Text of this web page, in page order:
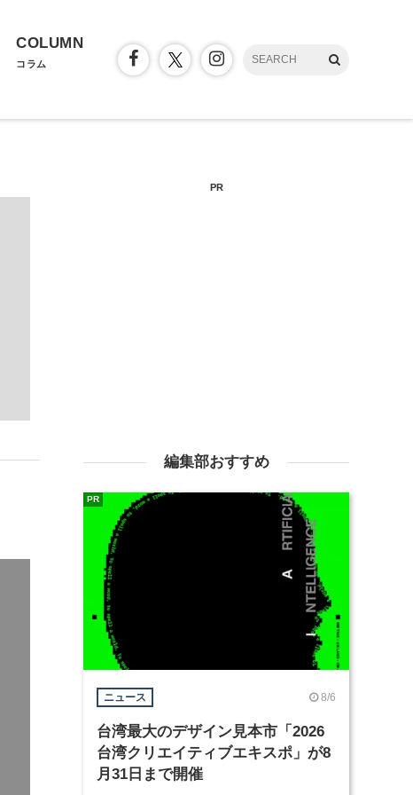
COLUMN
コラム
PR
編集部おすすめ
ニュース 8/6
台湾最大のデザイン見本市「2026
台湾クリエイティブエキスポ」が8
月31日まで開催
PR